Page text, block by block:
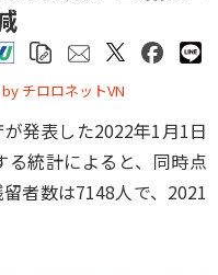
チロロネットVN
発表した2022年1月1日
統計によると、同時点
者数は7148人で、2021